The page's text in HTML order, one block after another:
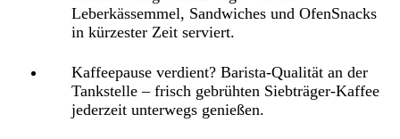
Leberkässemmel, Sandwiches und OfenSnacks
in kürzester Zeit serviert.
Kaffeepause verdient? Barista-Qualität an der
Tankstelle – frisch gebrühten Siebträger-Kaffee
jederzeit unterwegs genießen.